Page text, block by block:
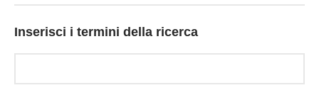
Inserisci i termini della ricerca